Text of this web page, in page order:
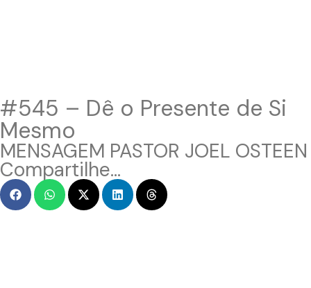
#545 – Dê o Presente de Si
Mesmo
MENSAGEM PASTOR JOEL OSTEEN
Compartilhe...